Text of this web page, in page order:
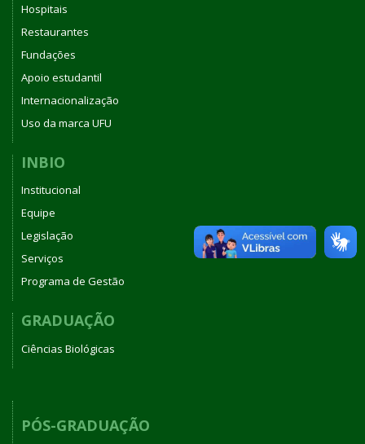
Hospitais
Restaurantes
Fundações
Apoio estudantil
Internacionalização
Uso da marca UFU
INBIO
Institucional
Equipe
Legislação
Serviços
Programa de Gestão
GRADUAÇÃO
Ciências Biológicas
PÓS-GRADUAÇÃO